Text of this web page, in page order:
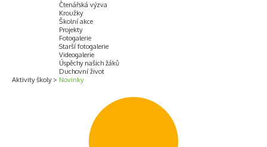
Aktivity školy
Čtenářská výzva
Kroužky
Školní akce
Projekty
Fotogalerie
Starší fotogalerie
Videogalerie
Úspěchy našich žáků
Duchovní život
Novinky